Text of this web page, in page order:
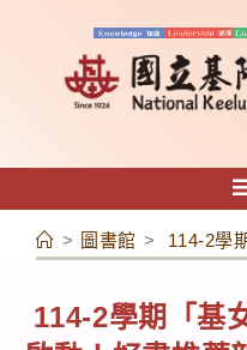
容
> 圖書館 > 114-2學
114-2學期「基